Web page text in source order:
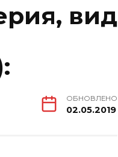
вид
ОБНОВЛЕНО
02.05.2019